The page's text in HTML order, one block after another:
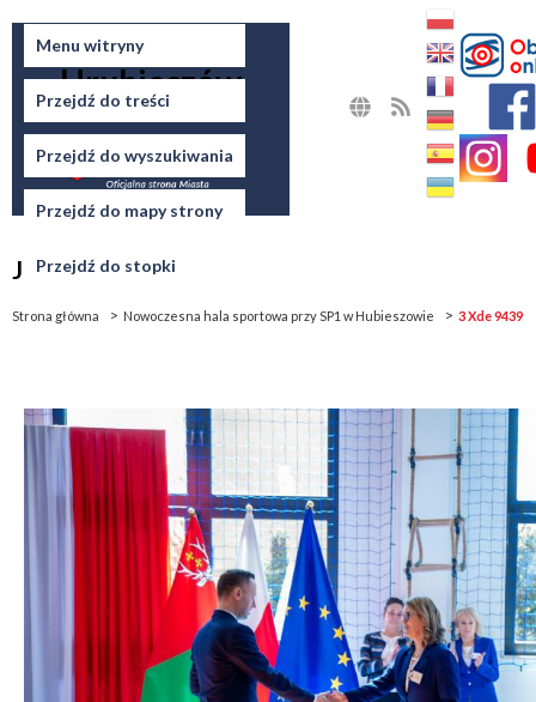
Menu witryny
Przejdź do treści
Przejdź do wyszukiwania
Przejdź do mapy strony
Przejdź do stopki
Miasto
Hrubieszów
Jesteś tutaj
Strona główna Nowoczesna hala sportowa przy SP1 w Hubieszowie 3 Xde 9439